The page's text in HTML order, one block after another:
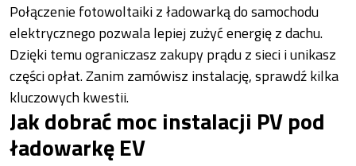
Połączenie fotowoltaiki z ładowarką do samochodu
elektrycznego pozwala lepiej zużyć energię z dachu.
Dzięki temu ograniczasz zakupy prądu z sieci i unikasz
części opłat. Zanim zamówisz instalację, sprawdź kilka
kluczowych kwestii.
Jak dobrać moc instalacji PV pod
ładowarkę EV